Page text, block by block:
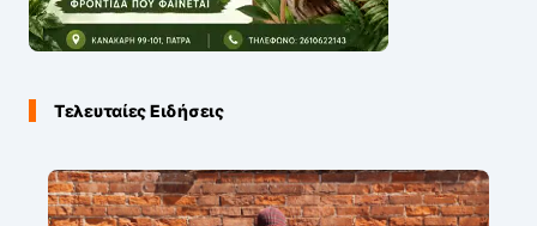
Τελευταίες Ειδήσεις